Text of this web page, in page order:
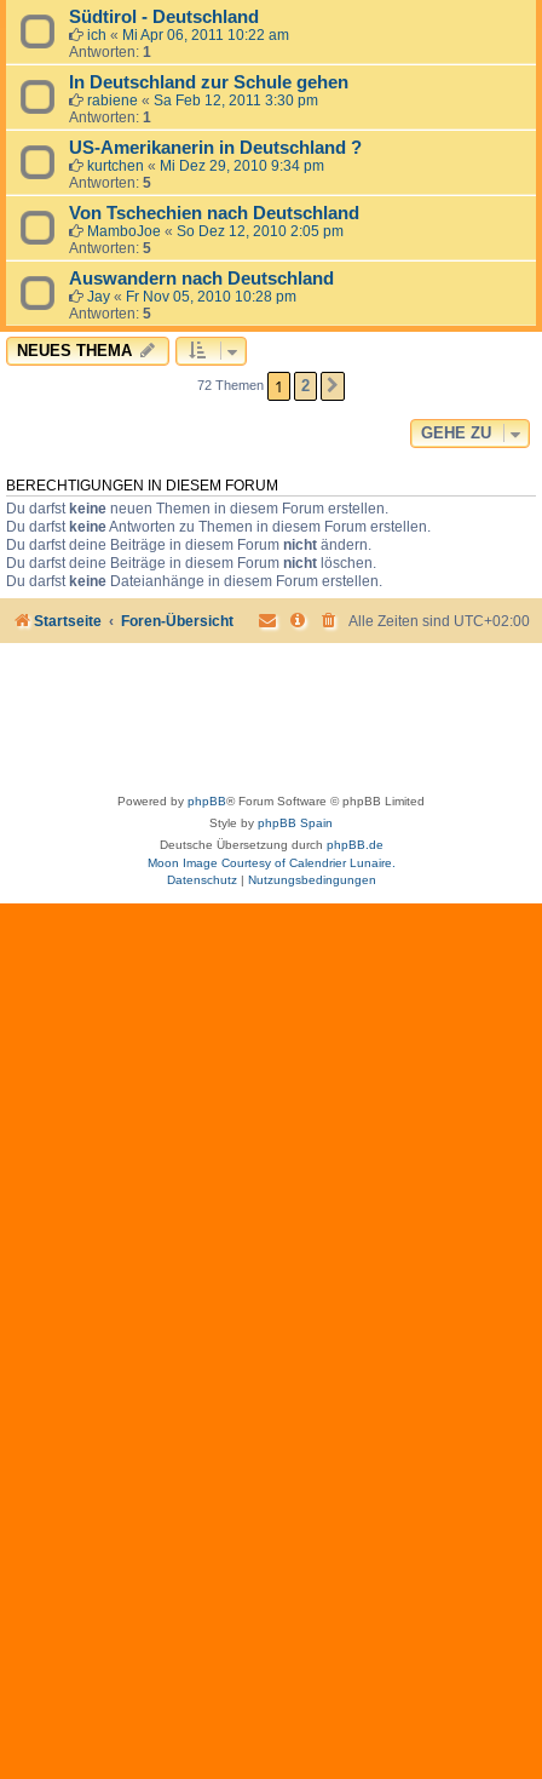
Südtirol - Deutschland
ich « Mi Apr 06, 2011 10:22 am
Antworten: 1
In Deutschland zur Schule gehen
rabiene « Sa Feb 12, 2011 3:30 pm
Antworten: 1
US-Amerikanerin in Deutschland ?
kurtchen « Mi Dez 29, 2010 9:34 pm
Antworten: 5
Von Tschechien nach Deutschland
MamboJoe « So Dez 12, 2010 2:05 pm
Antworten: 5
Auswandern nach Deutschland
Jay « Fr Nov 05, 2010 10:28 pm
Antworten: 5
NEUES THEMA
72 Themen 1 2
GEHE ZU
BERECHTIGUNGEN IN DIESEM FORUM
Du darfst keine neuen Themen in diesem Forum erstellen.
Du darfst keineAntworten zu Themen in diesem Forum erstellen.
Du darfst deine Beiträge in diesem Forum nicht ändern.
Du darfst deine Beiträge in diesem Forum nicht löschen.
Du darfst keine Dateianhänge in diesem Forum erstellen.
Startseite Foren-Übersicht Alle Zeiten sind UTC+02:00
Powered by phpBB® Forum Software © phpBB Limited
Style by phpBB Spain
Deutsche Übersetzung durch phpBB.de
Moon Image Courtesy of Calendrier Lunaire.
Datenschutz| Nutzungsbedingungen